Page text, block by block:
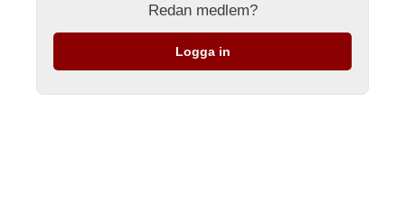
Redan medlem?
Logga in